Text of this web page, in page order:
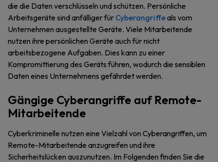
die die Daten verschlüsseln und schützen. Persönliche
Arbeitsgeräte sind anfälliger für Cyberangriffeals vom
Unternehmen ausgestellte Geräte. Viele Mitarbeitende
nutzen ihre persönlichen Geräte auch für nicht
arbeitsbezogene Aufgaben. Dies kann zu einer
Kompromittierung des Geräts führen, wodurch die sensiblen
Daten eines Unternehmens gefährdet werden.
Gängige Cyberangriffe auf Remote-
Mitarbeitende
Cyberkriminelle nutzen eine Vielzahl von Cyberangriffen, um
Remote-Mitarbeitende anzugreifen und ihre
Sicherheitslücken auszunutzen. Im Folgenden finden Sie die